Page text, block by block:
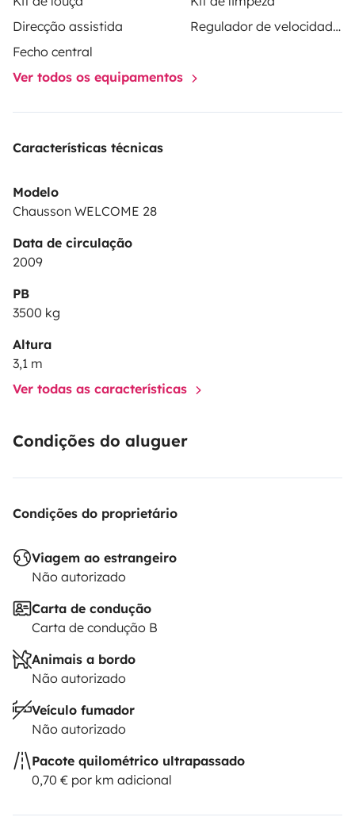
Direcção assistida
Regulador de velocidade / Cruise Control
Fecho central
Ver todos os equipamentos
Características técnicas
Modelo
Chausson WELCOME 28
Data de circulação
2009
PB
3500 kg
Altura
3,1 m
Ver todas as características
Condições do aluguer
Condições do proprietário
Viagem ao estrangeiro
Não autorizado
Carta de condução
Carta de condução B
Animais a bordo
Não autorizado
Veículo fumador
Não autorizado
Pacote quilométrico ultrapassado
0,70 € por km adicional